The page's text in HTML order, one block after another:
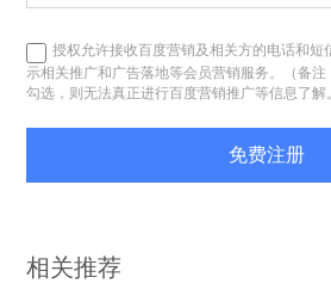
授权允许接收百度营销及相关方的电话和短
示相关推广和广告落地等会员营销服务。（备
勾选，则无法真正进行百度营销推广等信息了解
免费注册
相关推荐